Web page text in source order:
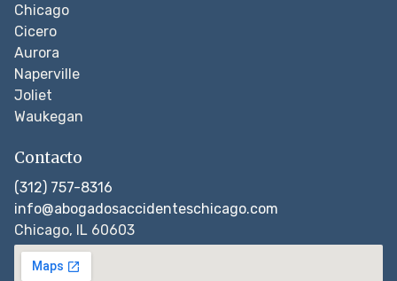
Chicago
Cicero
Aurora
Naperville
Joliet
Waukegan
Contacto
(312) 757-8316
info@abogadosaccidenteschicago.com
Chicago, IL 60603